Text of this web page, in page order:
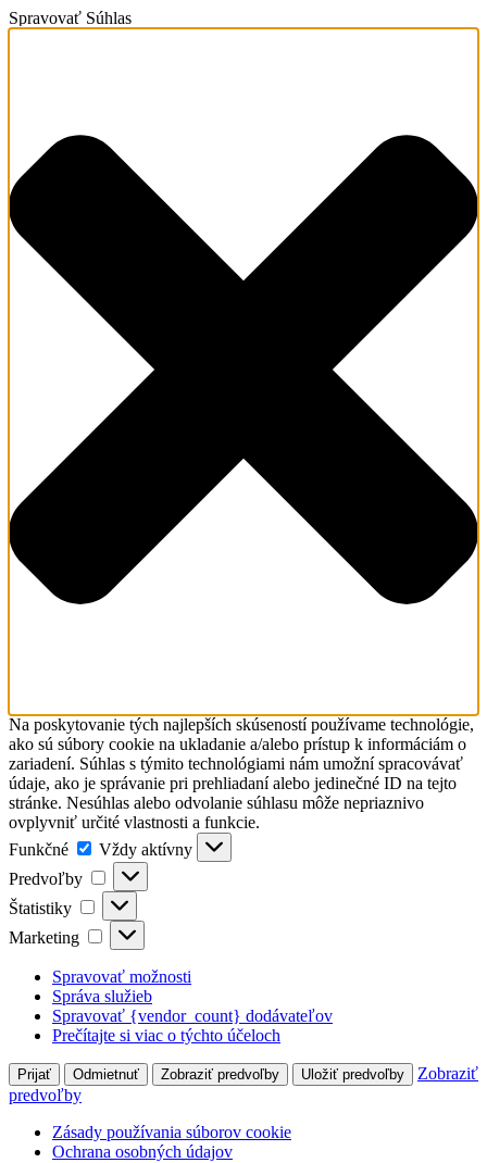
Spravovať Súhlas
Na poskytovanie tých najlepších skúseností používame technológie,
ako sú súbory cookie na ukladanie a/alebo prístup k informáciám o
zariadení. Súhlas s týmito technológiami nám umožní spracovávať
údaje, ako je správanie pri prehliadaní alebo jedinečné ID na tejto
stránke. Nesúhlas alebo odvolanie súhlasu môže nepriaznivo
ovplyvniť určité vlastnosti a funkcie.
Funkčné
Funkčné
Vždy aktívny
Predvoľby
Predvoľby
Štatistiky Štatistiky
Marketing Marketing
Spravovať možnosti
Správa služieb
Spravovať {vendor_count} dodávateľov
Prečítajte si viac o týchto účeloch
Prijať Odmietnuť Zobraziť predvoľby Uložiť predvoľby
Zobraziť
predvoľby
Zásady používania súborov cookie
Ochrana osobných údajov